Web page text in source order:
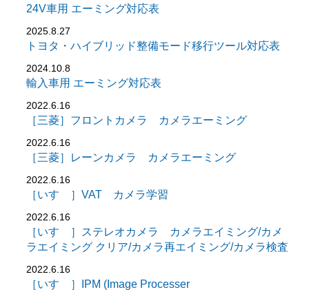
24V車用 エーミング対応表
2025.8.27
トヨタ・ハイブリッド整備モード移行ツール対応表
2024.10.8
輸入車用 エーミング対応表
2022.6.16
［三菱］フロントカメラ カメラエーミング
2022.6.16
［三菱］レーンカメラ カメラエーミング
2022.6.16
［いすゞ］VAT カメラ学習
2022.6.16
［いすゞ］ステレオカメラ カメラエイミング/カメ
ラエイミング クリア/カメラ再エイミング/カメラ検査
2022.6.16
［いすゞ］IPM (Image Processer